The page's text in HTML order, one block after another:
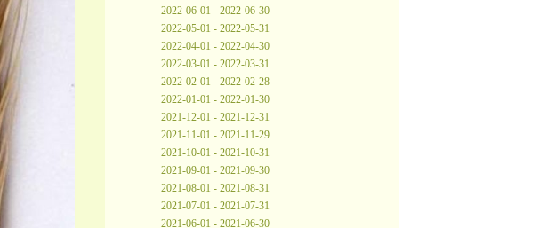
2022-06-01 - 2022-06-30
2022-05-01 - 2022-05-31
2022-04-01 - 2022-04-30
2022-03-01 - 2022-03-31
2022-02-01 - 2022-02-28
2022-01-01 - 2022-01-30
2021-12-01 - 2021-12-31
2021-11-01 - 2021-11-29
2021-10-01 - 2021-10-31
2021-09-01 - 2021-09-30
2021-08-01 - 2021-08-31
2021-07-01 - 2021-07-31
2021-06-01 - 2021-06-30